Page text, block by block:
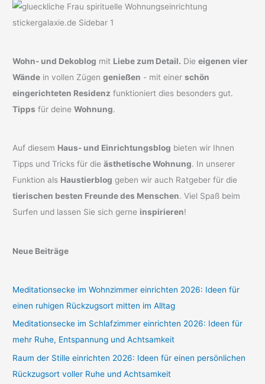
Wohn- und Dekoblog mit Liebe zum Detail. Dieeigenen vier
Wände in vollen Zügengenießen - mit einerschön
eingerichteten Residenz funktioniert dies besonders gut.
Tipps für deineWohnung.
Auf diesem Haus- und Einrichtungsblog bieten wir Ihnen
Tipps und Tricks für dieästhetische Wohnung. In unserer
Funktion als Haustierblog geben wir auch Ratgeber für die
tierischen besten Freunde des Menschen. Viel Spaß beim
Surfen und lassen Sie sich gerne inspirieren!
Neue Beiträge
Meditationsecke im Wohnzimmer einrichten 2026: Ideen für
einen ruhigen Rückzugsort mitten im Alltag
Meditationsecke im Schlafzimmer einrichten 2026: Ideen für
mehr Ruhe, Entspannung und Achtsamkeit
Raum der Stille einrichten 2026: Ideen für einen persönlichen
Rückzugsort voller Ruhe und Achtsamkeit